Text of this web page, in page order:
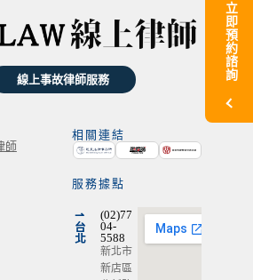
立
即
預
約
諮
詢
線上事故律師服務
師
相關連結
服務據點
⇀
台
北
(02)77
04-
5588
新北市
新店區